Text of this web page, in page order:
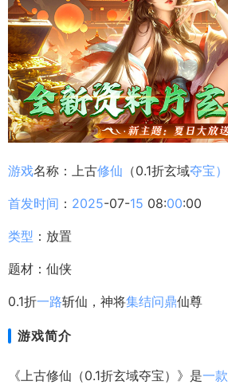
游戏名称：上古修仙 （0.1折玄域夺宝）
首发时间 ： 2025-07-15 08:00:00
类型 ：放置
题材：仙侠
0.1折一路斩仙，神将集结问鼎仙尊
游戏简介
《上古修仙（0.1折玄域夺宝）》是一款